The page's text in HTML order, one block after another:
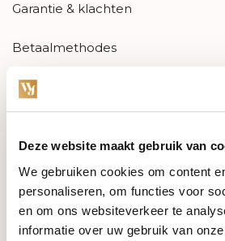
Deze website maakt gebruik van
We gebruiken cookies om content
personaliseren, om functies voor
en om ons websiteverkeer te
informatie over uw gebruik van
Garantie & klachten
Betaalmethodes
Sitemap
Categories
Watches
Jewellery